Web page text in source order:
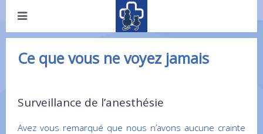
Ce que vous ne voyez jamais
Surveillance de l’anesthésie
Avez vous remarqué que nous n’avons aucune crainte